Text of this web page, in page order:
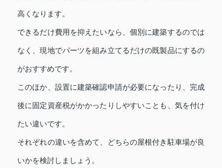
高くなります。
できるだけ費用を抑えたいなら、個別に建築するのでは
なく、現地でパーツを組み立てるだけの既製品にするの
がおすすめです。
このほか、設置に建築確認申請が必要になったり、完成
後に固定資産税がかかったりしやすいことも、気を付け
たい違いです。
それぞれの違いを含めて、どちらの屋根付き駐車場が良
いかを検討しましょう。